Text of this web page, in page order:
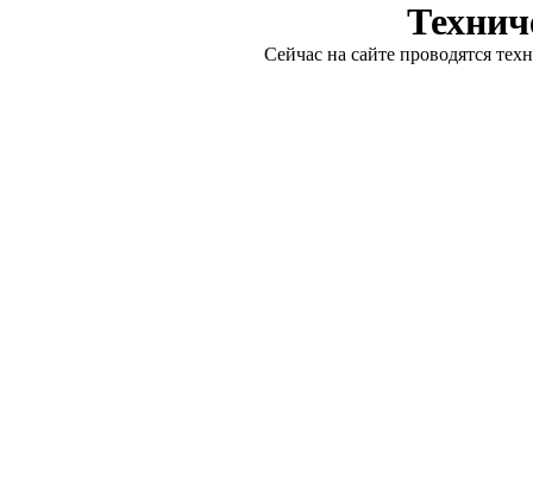
Сейчас на сайте проводятся